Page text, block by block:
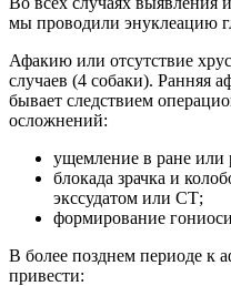
мы проводили энуклеацию
Афакию или отсутствие
случаев (4 собаки). Ранняя
бывает следствием
осложнений:
ущемление в ране или
блокада зрачка и
экссудатом или СТ;
формирование
В более позднем периоде к
привести: